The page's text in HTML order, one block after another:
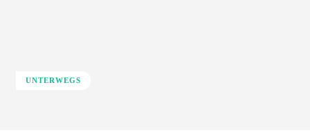
UNTERWEGS